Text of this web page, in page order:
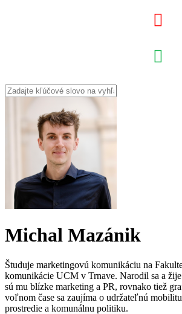
Michal Mazánik
Študuje marketingovú komunikáciu na
komunikácie UCM v Trnave. Narodil sa a
sú mu blízke marketing a PR, rovnako tiež
voľnom čase sa zaujíma o udržateľnú
prostredie a komunálnu politiku.